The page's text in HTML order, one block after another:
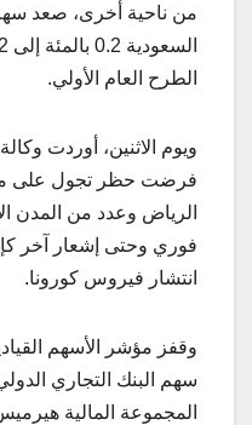
من ناحية أخرى، صعد
الطرح العام الأولي.
ويوم الاثنين، أوردت
فرضت حظر تجول على
الرياض وعدد من المدن
فوري وحتى إشعار آخر
انتشار فيروس كورونا.
المجموعة المالية